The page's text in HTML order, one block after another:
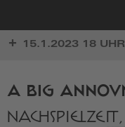
Startseite
A BIG
15.1.2023 18 UHR